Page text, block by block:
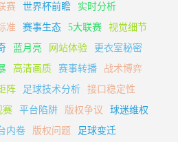
赛 世界杯前瞻
实时分析
准 赛事生态 5大联赛
视觉细节
蓝月亮 网站体验
更衣室秘密
高清画质 赛事转播
战术博弈
阵 足球技术分析
接口稳定性
赛 平台陷阱 版权争议
球迷维权
内卷 版权问题
足球变迁